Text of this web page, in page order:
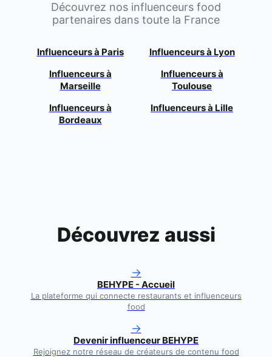
Découvrez nos influenceurs food
partenaires dans toute la France
Influenceurs à Paris Influenceurs à Lyon
Influenceurs à
Marseille
Influenceurs à
Toulouse
Influenceurs à
Bordeaux
Influenceurs à Lille
Découvrez aussi
→
BEHYPE - Accueil
La plateforme qui connecte restaurants et influenceurs
food
→
Devenir influenceur BEHYPE
Rejoignez notre réseau de créateurs de contenu food